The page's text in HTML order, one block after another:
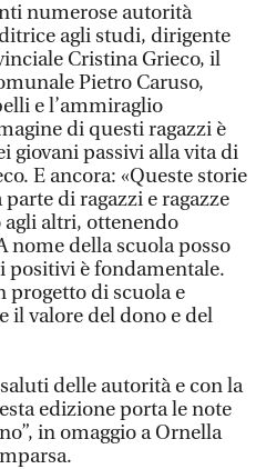
numerose autorità
agli studi, dirigente
Cristina Grieco, il
Pietro Caruso,
e l’ammiraglio
di questi ragazzi è
giovani passivi alla vita di
E ancora: «Queste storie
di ragazzi e ragazze
altri, ottenendo
della scuola posso
positivi è fondamentale.
progetto di scuola e
il valore del dono e del
delle autorità e con la
edizione porta le note
in omaggio a Ornella